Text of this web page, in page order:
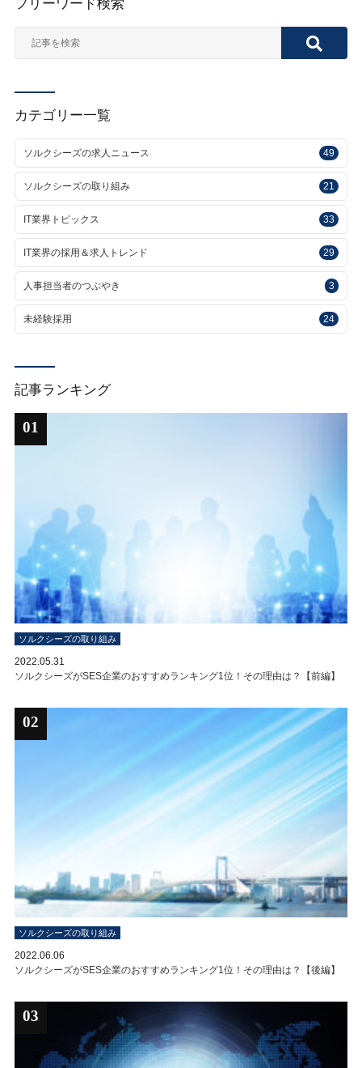
フリーワード検索
カテゴリー一覧
ソルクシーズの求人ニュース 49
ソルクシーズの取り組み 21
IT業界トピックス 33
IT業界の採用＆求人トレンド 29
人事担当者のつぶやき 3
未経験採用 24
記事ランキング
01
ソルクシーズの取り組み
2022.05.31
ソルクシーズがSES企業のおすすめランキング1位！その理由は？【前編】
02
ソルクシーズの取り組み
2022.06.06
ソルクシーズがSES企業のおすすめランキング1位！その理由は？【後編】
03